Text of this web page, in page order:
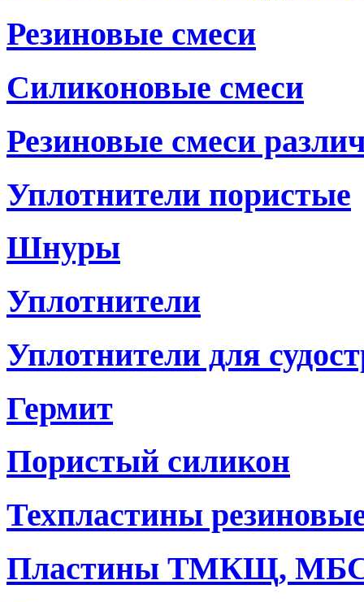
Резиновые смеси
Силиконовые смеси
Резиновые смеси
Уплотнители пористые
Шнуры
Уплотнители
Уплотнители для
Гермит
Пористый силикон
Техпластины
Пластины ТМКЩ,